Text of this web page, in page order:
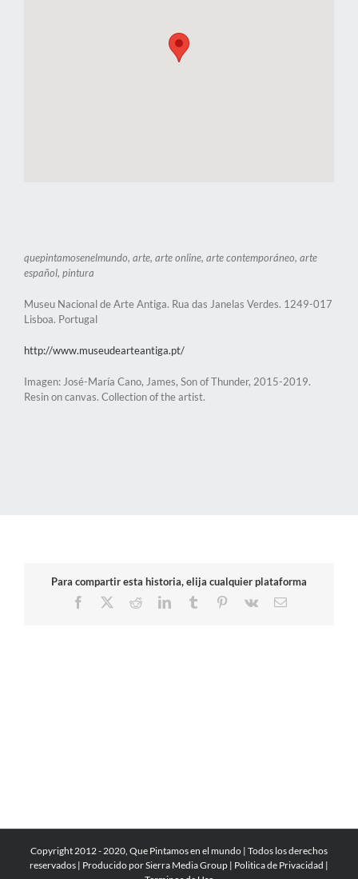
quepintamosenelmundo, arte, arte online, arte contemporáneo, arte
español, pintura
Museu Nacional de Arte Antiga. Rua das Janelas Verdes. 1249-017
Lisboa. Portugal
http://www.museudearteantiga.pt/
Imagen: José-María Cano, James, Son of Thunder, 2015-2019.
Resin on canvas. Collection of the artist.
Para compartir esta historia, elija cualquier plataforma
Facebook
RedditLinkedInTumblr Pinterest
Vk
Correo
Copyright 2012 - 2020, Que Pintamos en el mundo | Todos los derechos
reservados | Producido porSierra Media Group | Politica de Privacidad |